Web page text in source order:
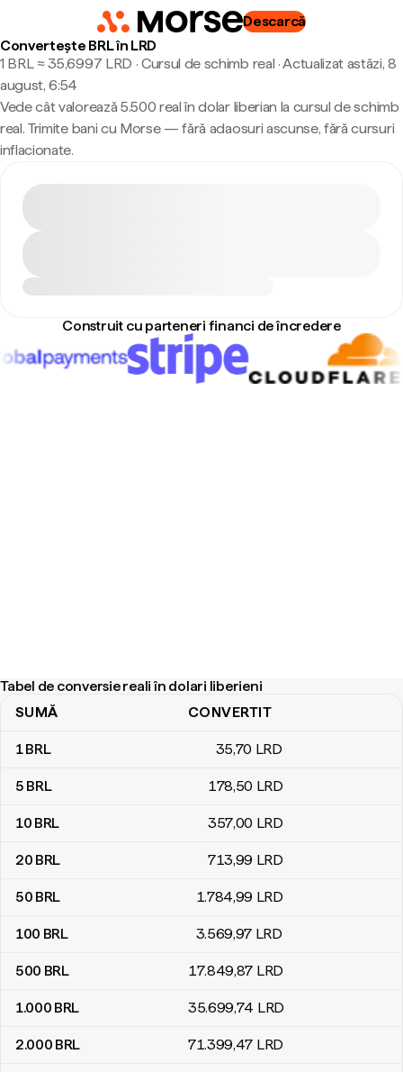
Descarcă
Convertește BRL în LRD
1 BRL ≈ 35,6997 LRD · Cursul de schimb real ·Actualizat astăzi, 8
august, 6:54
Vede cât valorează 5.500 real în dolar liberian la cursul de schimb
real. Trimite bani cu Morse — fără adaosuri ascunse, fără cursuri
inflacionate.
Construit cu parteneri financi de încredere
Tabel de conversie reali în dolari liberieni
Tabel de conversie reali în dolari liberieni
SUMĂ CONVERTIT
1BRL 35,70 LRD
5 BRL 178,50 LRD
10 BRL 357,00 LRD
20 BRL 713,99 LRD
50 BRL 1.784,99 LRD
100 BRL 3.569,97 LRD
500 BRL 17.849,87 LRD
1.000 BRL 35.699,74 LRD
2.000 BRL 71.399,47 LRD